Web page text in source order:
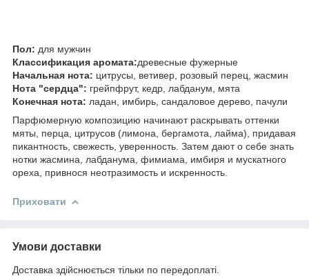
Пол: для мужчин
Классификация аромата:древесные фужерные
Начальная нота: цитрусы, ветивер, розовый перец, жасмин
Нота "сердца": грейпфрут, кедр, лабданум, мята
Конечная нота: ладан, имбирь, сандаловое дерево, пачули
Парфюмерную композицию начинают раскрывать оттенки
мяты, перца, цитрусов (лимона, бергамота, лайма), придавая
пикантность, свежесть, уверенность. Затем дают о себе знать
нотки жасмина, лабданума, фимиама, имбиря и мускатного
ореха, привнося неотразимость и искренность.
Приховати
Умови доставки
Доставка здійснюється тільки по передоплаті.